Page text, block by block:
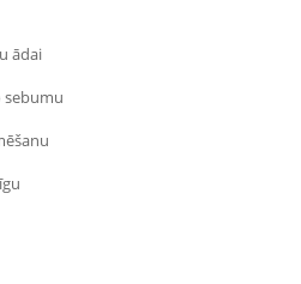
ādai
sebumu